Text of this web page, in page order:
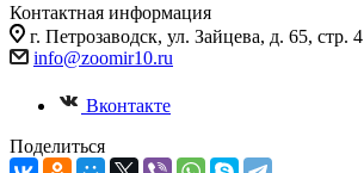
Контактная информация
г. Петрозаводск, ул. Зайцева, д. 65, стр. 4
info@zoomir10.ru
Вконтакте
Поделиться